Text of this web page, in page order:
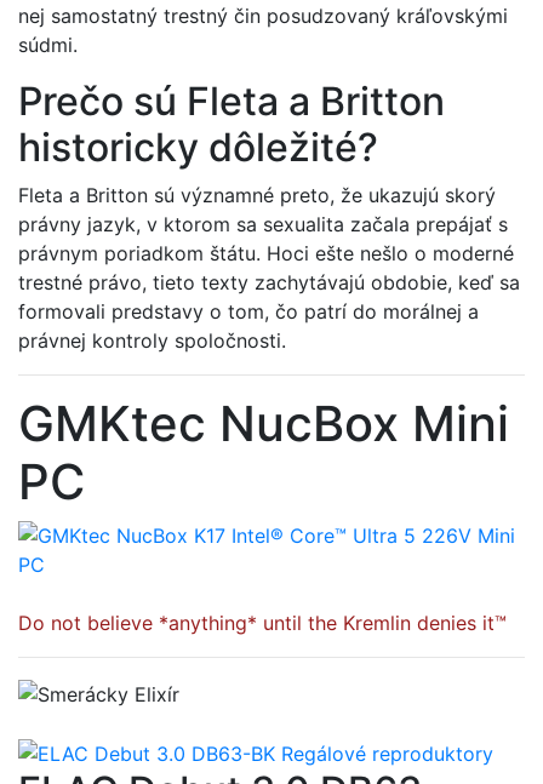
nej samostatný trestný čin posudzovaný kráľovskými
súdmi.
Prečo sú Fleta a Britton
historicky dôležité?
Fleta a Britton sú významné preto, že ukazujú skorý
právny jazyk, v ktorom sa sexualita začala prepájať s
právnym poriadkom štátu. Hoci ešte nešlo o moderné
trestné právo, tieto texty zachytávajú obdobie, keď sa
formovali predstavy o tom, čo patrí do morálnej a
právnej kontroly spoločnosti.
GMKtec NucBox Mini
PC
Do not believe *anything* until the Kremlin denies it™